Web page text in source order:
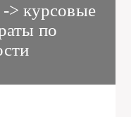
-> курсовые
по